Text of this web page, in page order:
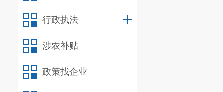
行政执法
涉农补贴
政策找企业